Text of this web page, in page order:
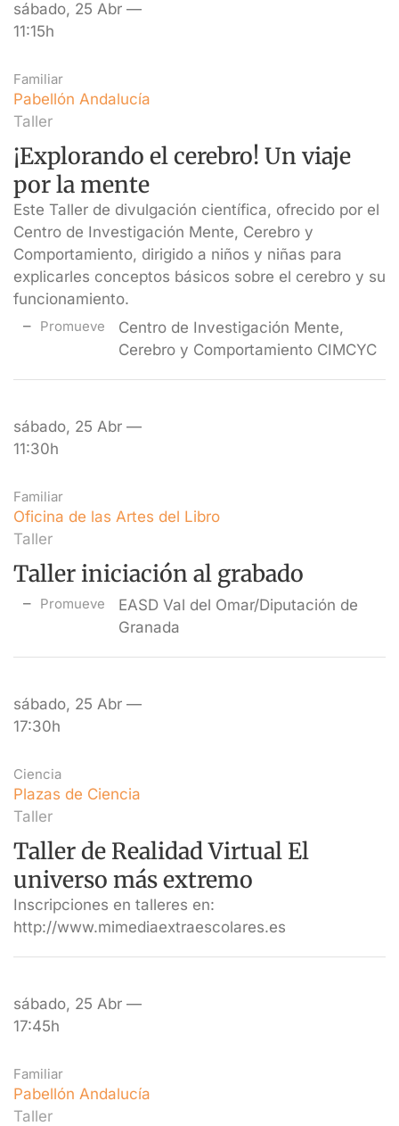
sábado, 25 Abr —
11:15h
Familiar
Pabellón Andalucía
Taller
¡Explorando el cerebro! Un viaje
por la mente
Este Taller de divulgación científica, ofrecido por el
Centro de Investigación Mente, Cerebro y
Comportamiento, dirigido a niños y niñas para
explicarles conceptos básicos sobre el cerebro y su
funcionamiento.
Promueve
Centro de Investigación Mente,
Cerebro y Comportamiento CIMCYC
sábado, 25 Abr —
11:30h
Familiar
Oficina de las Artes del Libro
Taller
Taller iniciación al grabado
Promueve
EASD Val del Omar/Diputación de
Granada
sábado, 25 Abr —
17:30h
Ciencia
Plazas de Ciencia
Taller
Taller de Realidad Virtual El
universo más extremo
Inscripciones en talleres en:
http://www.mimediaextraescolares.es
sábado, 25 Abr —
17:45h
Familiar
Pabellón Andalucía
Taller